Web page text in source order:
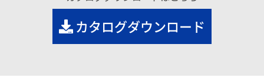
カタログダウンロード